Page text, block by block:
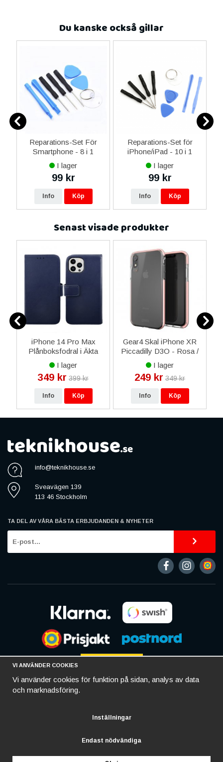
Du kanske också gillar
Reparations-Set För
Smartphone - 8 i 1
I lager
99 kr
Info Köp
Reparations-Set för
iPhone/iPad - 10 i 1
I lager
99 kr
Info Köp
Senast visade produkter
iPhone 14 Pro Max
Plånboksfodral i Äkta
Läder RV - Blå
I lager
349 kr 399 kr
Info Köp
Gear4 Skal iPhone XR
Piccadilly D3O - Rosa /
Transparent
I lager
249 kr 349 kr
Info Köp
info@teknikhouse.se
Sveavägen 139
113 46 Stockholm
TA DEL AV VÅRA BÄSTA ERBJUDANDEN & NYHETER
VI ANVÄNDER COOKIES
Vi använder cookies för funktion på sidan, analys av data
och marknadsföring.
Inställningar
Endast nödvändiga